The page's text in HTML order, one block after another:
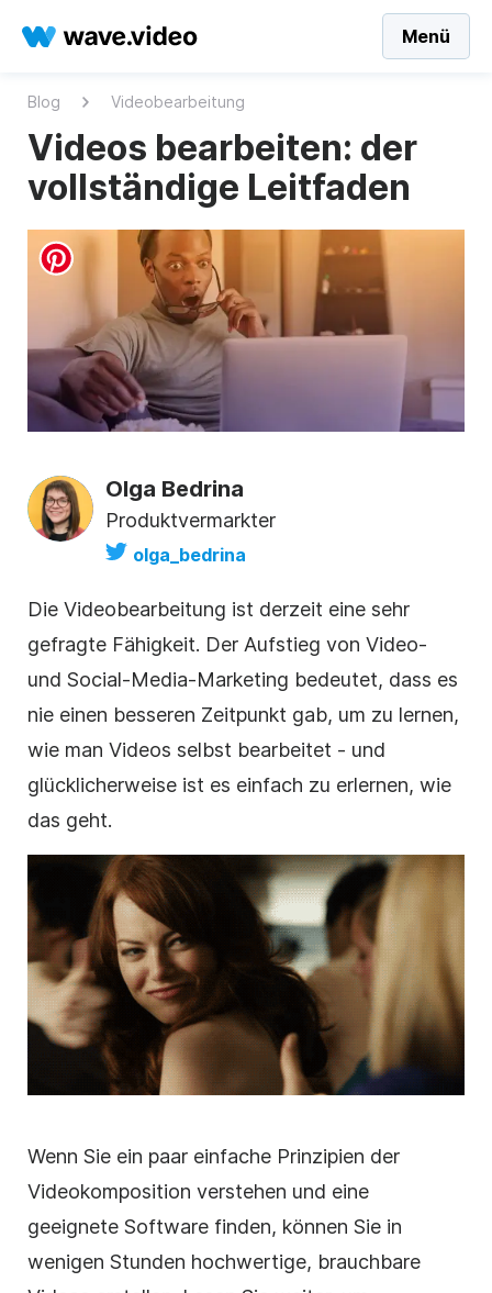
Menü
Blog Videobearbeitung
Videos bearbeiten: der
vollständige Leitfaden
Olga Bedrina
Produktvermarkter
olga_bedrina
Die Videobearbeitung ist derzeit eine sehr
gefragte Fähigkeit. Der Aufstieg von Video-
und Social-Media-Marketing bedeutet, dass es
nie einen besseren Zeitpunkt gab, um zu lernen,
wie man Videos selbst bearbeitet - und
glücklicherweise ist es einfach zu erlernen, wie
das geht.
Wenn Sie ein paar einfache Prinzipien der
Videokomposition verstehen und eine
geeignete Software finden, können Sie in
wenigen Stunden hochwertige, brauchbare